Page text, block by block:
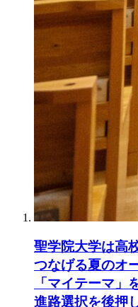
聖学院大学は高
つなげる夏のオ
「マイテーマ」
進路選択を後押